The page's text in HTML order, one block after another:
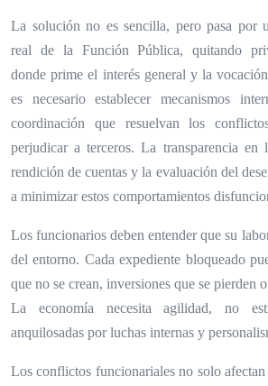
La solución no es sencilla, pero pasa por
real de la Función Pública, quitando
donde prime el interés general y la
es necesario establecer mecanismos
coordinación que resuelvan los
perjudicar a terceros. La transparencia en
rendición de cuentas y la evaluación del
a minimizar estos comportamientos
Los funcionarios deben entender que su
del entorno. Cada expediente bloqueado
que no se crean, inversiones que se pierden
La economía necesita agilidad, no
anquilosadas por luchas internas y
Los conflictos funcionariales no solo